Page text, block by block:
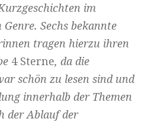
im
Sechs bekannte
tragen hierzu ihren
4 Sterne, da die
schön zu lesen sind und
innerhalb der Themen
der Ablauf der